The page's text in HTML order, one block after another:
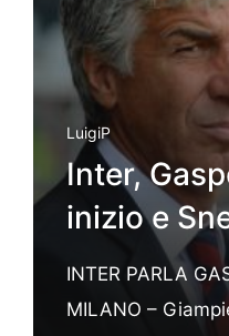
LuigiP
Inter,
inizio e
INTER PARLA
MILANO –